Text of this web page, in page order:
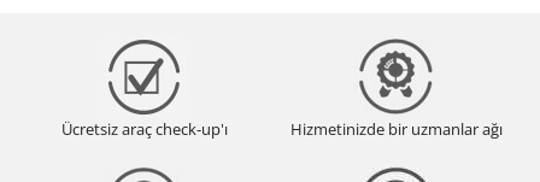
Ücretsiz araç check-up'ı Hizmetinizde bir uzmanlar ağı